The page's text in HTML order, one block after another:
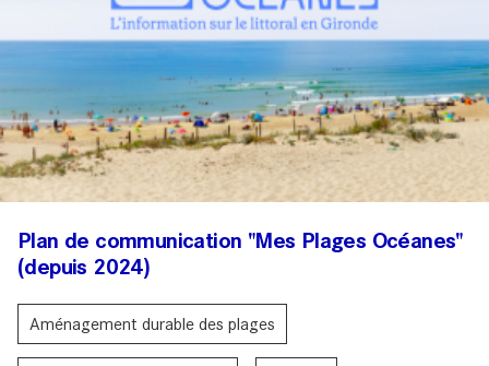
Plan de communication "Mes Plages Océanes"
(depuis 2024)
Aménagement durable des plages